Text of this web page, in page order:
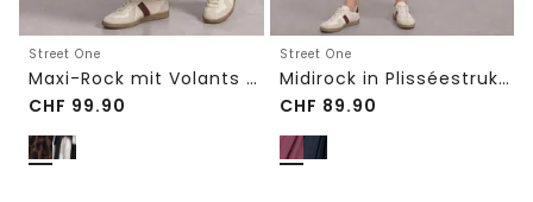
Street One
Maxi-Rock mit Volants und Print
CHF 99.90
Street One
Midirock in Plisséestruktur
CHF 89.90